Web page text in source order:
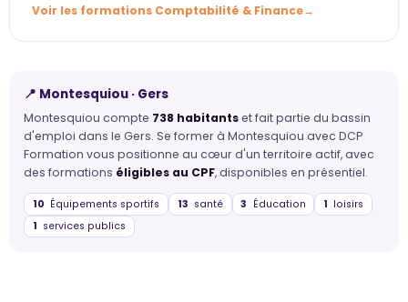
Voir les formations Comptabilité & Finance
📍 Montesquiou · Gers
Montesquiou compte 738 habitantset fait partie du bassin
d'emploi dans le Gers. Se former à Montesquiou avec DCP
Formation vous positionne au cœur d'un territoire actif, avec
des formations éligibles au CPF, disponibles en présentiel.
10 Équipements sportifs 13 santé 3 Éducation 1 loisirs
1 services publics